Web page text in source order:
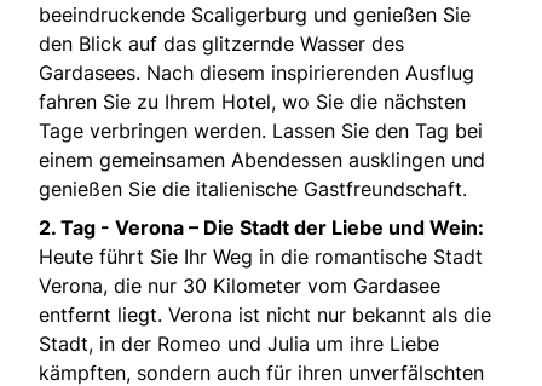
beeindruckende Scaligerburg und genießen Sie
den Blick auf das glitzernde Wasser des
Gardasees. Nach diesem inspirierenden Ausflug
fahren Sie zu Ihrem Hotel, wo Sie die nächsten
Tage verbringen werden. Lassen Sie den Tag bei
einem gemeinsamen Abendessen ausklingen und
genießen Sie die italienische Gastfreundschaft.
2. Tag - Verona – Die Stadt der Liebe und Wein:
Heute führt Sie Ihr Weg in die romantische Stadt
Verona, die nur 30 Kilometer vom Gardasee
entfernt liegt. Verona ist nicht nur bekannt als die
Stadt, in der Romeo und Julia um ihre Liebe
kämpften, sondern auch für ihren unverfälschten